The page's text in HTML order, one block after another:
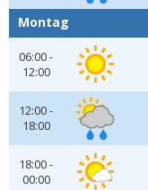
Montag
06:00 -
12:00
12:00 -
18:00
18:00 -
00:00